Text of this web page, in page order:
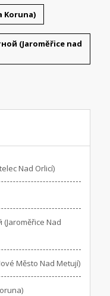
Koruna)
(Jaroměřice nad
Nad Orlicí)
Nad
Město Nad Metují)